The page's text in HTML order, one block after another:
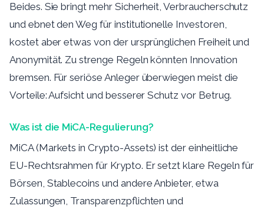
Beides. Sie bringt mehr Sicherheit, Verbraucherschutz
und ebnet den Weg für institutionelle Investoren,
kostet aber etwas von der ursprünglichen Freiheit und
Anonymität. Zu strenge Regeln könnten Innovation
bremsen. Für seriöse Anleger überwiegen meist die
Vorteile: Aufsicht und besserer Schutz vor Betrug.
Was ist die MiCA-Regulierung?
MiCA (Markets in Crypto-Assets) ist der einheitliche
EU-Rechtsrahmen für Krypto. Er setzt klare Regeln für
Börsen, Stablecoins und andere Anbieter, etwa
Zulassungen, Transparenzpflichten und